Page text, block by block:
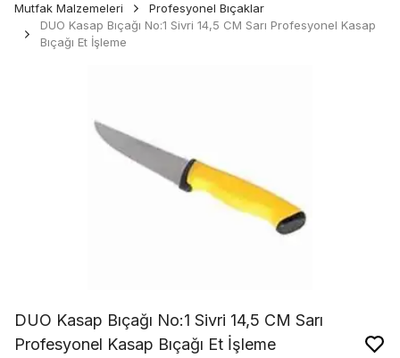
Mutfak Malzemeleri
Profesyonel Bıçaklar
DUO Kasap Bıçağı No:1 Sivri 14,5 CM Sarı Profesyonel Kasap
Bıçağı Et İşleme
DUO Kasap Bıçağı No:1 Sivri 14,5 CM Sarı
Profesyonel Kasap Bıçağı Et İşleme